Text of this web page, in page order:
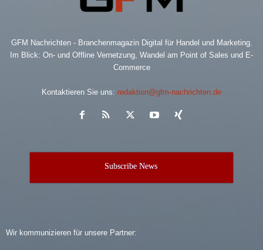
GFM Nachrichten - Branchenmagazin Digital für Handel und Marketing.
Im Blick: On- und Offline Vernetzung, Wandel am Point of Sales und E-
Commerce
Kontaktieren Sie uns: redaktion@gfm-nachrichten.de
Subscribe News
Wir kommunizieren für unsere Partner: